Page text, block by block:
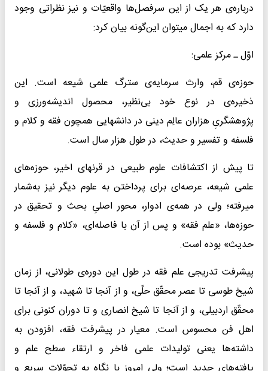
درباره‌ی هر یک از این سرفصل‌ها واقعیّات و نیز نظراتی وجود
دارد که به اجمال میتوان این‌گونه بیان کرد:
اوّل ـ مرکز علمی:
حوزه‌ی قم، وارث سرمایه‌ی سترگ علمی شیعه است. این
ذخیره‌ی در نوع خود بی‌نظیر، محصول اندیشه‌ورزی و
پژوهشگریِ هزاران عالِم دینی در دانشهایی همچون فقه و کلام و
فلسفه و تفسیر و حدیث، در طول هزار سال است.
تا پیش از اکتشافات علوم طبیعی در قرنهای اخیر، حوزه‌های
علمی شیعه، عرصه‌ای برای پرداختن به علوم دیگر نیز به‌شمار
میرفته؛ ولی در همه‌ی ادوار، محور اصلیِ بحث و تحقیق در
حوزه‌ها، «علم فقه» و پس از آن با فاصله‌ای، «کلام و فلسفه و
حدیث» بوده است.
پیشرفت تدریجی علم فقه در طول این دوره‌ی طولانی، از زمان
شیخ طوسی تا عصر محقّق حلّی، و از آنجا تا شهید، و از آنجا تا
محقّق اردبیلی، و از آنجا تا شیخ انصاری و تا دوران کنونی برای
اهل فن محسوس است. معیار در پیشرفت فقه، افزودن به
داشته‌ها یعنی تولیدات علمی فاخر و ارتقاء سطح علم و